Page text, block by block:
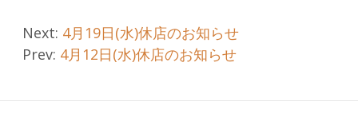
Post
navigation
Next: 4月19日(水)休店のお知らせ
Prev: 4月12日(水)休店のお知らせ